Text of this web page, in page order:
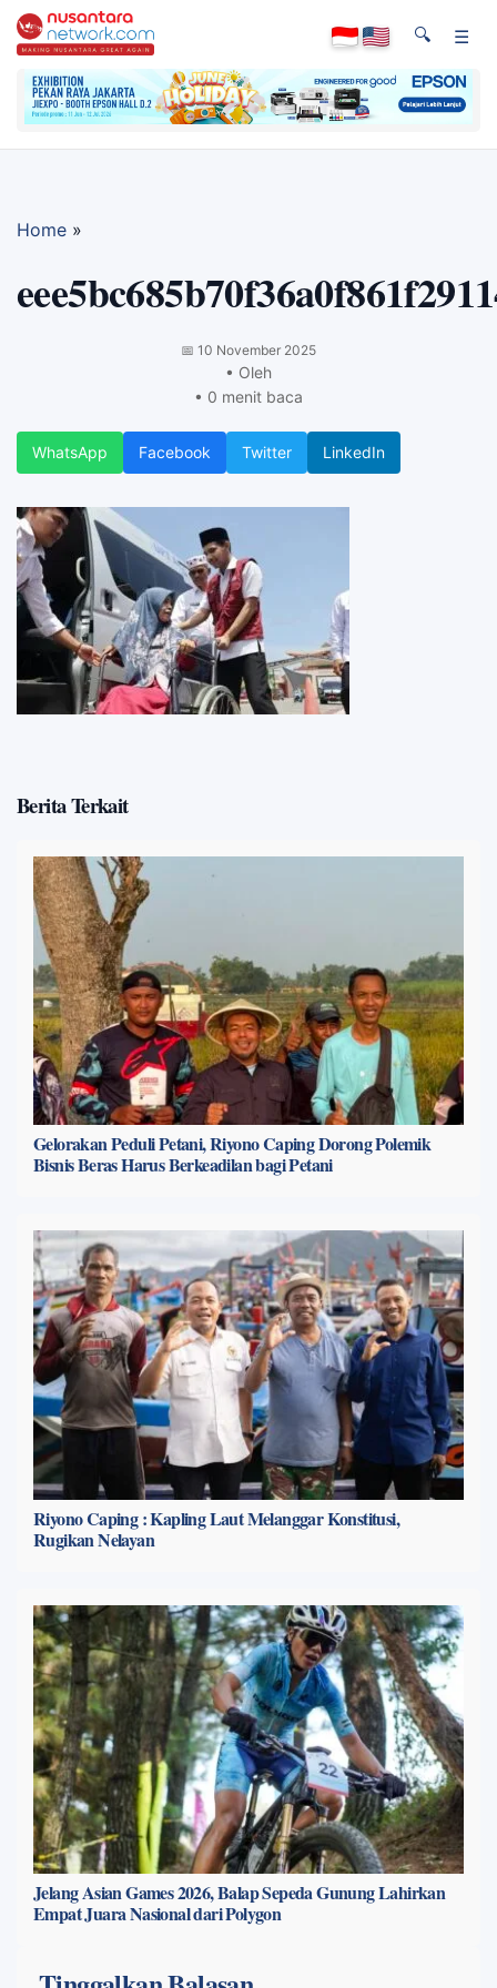
🔍 ☰
Home »
📅 10 November 2025
• Oleh
• 0 menit baca
WhatsApp Facebook Twitter LinkedIn
Berita Terkait
Gelorakan Peduli Petani, Riyono Caping Dorong Polemik
Bisnis Beras Harus Berkeadilan bagi Petani
Riyono Caping : Kapling Laut Melanggar Konstitusi,
Rugikan Nelayan
Jelang Asian Games 2026, Balap Sepeda Gunung Lahirkan
Empat Juara Nasional dari Polygon